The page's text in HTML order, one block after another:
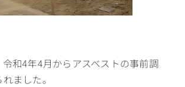
和4年4月からアスベストの事前調
ました。